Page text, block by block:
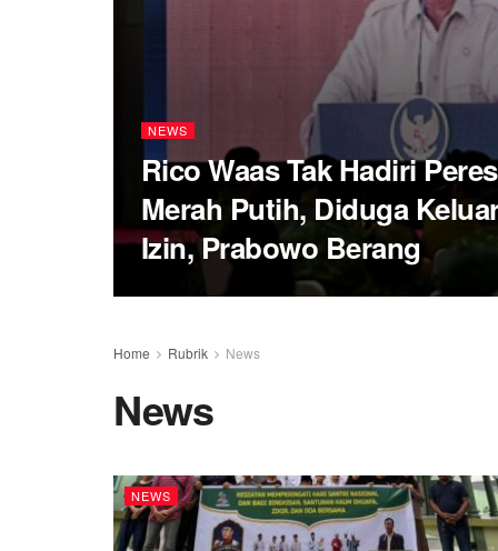
NEWS
Rico Waas Tak Hadiri
Merah Putih, Diduga
Izin, Prabowo Berang
Home Rubrik News
News
NEWS